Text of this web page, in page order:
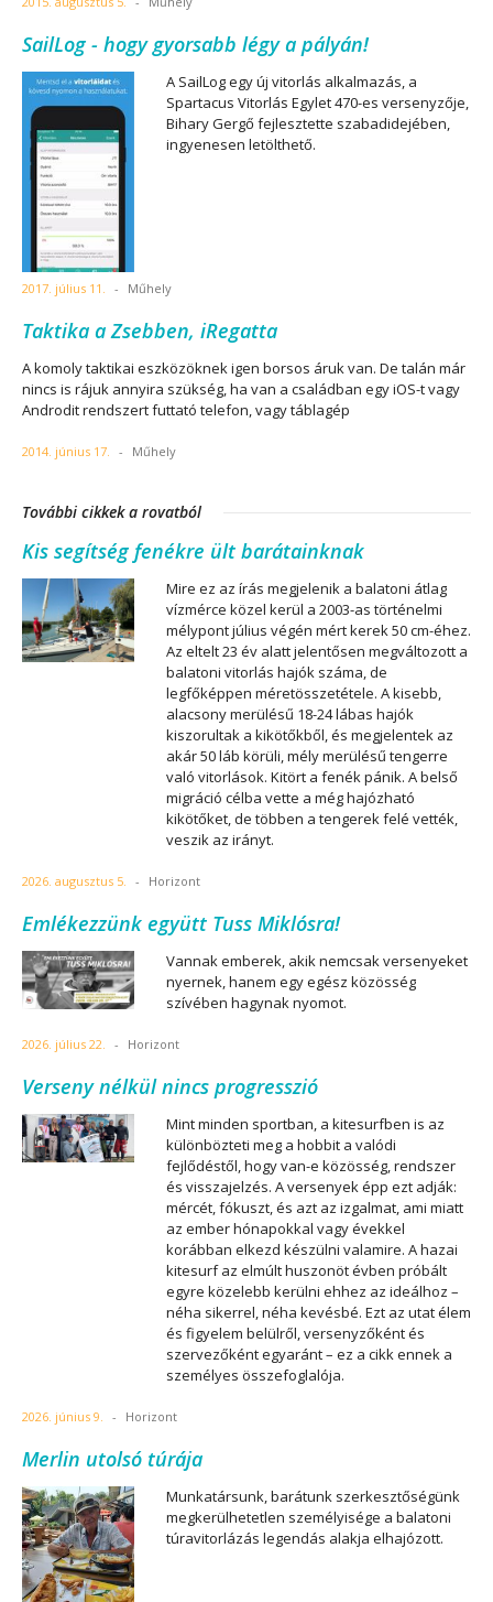
SailLog - hogy gyorsabb légy a pályán!
A SailLog egy új vitorlás alkalmazás, a
Spartacus Vitorlás Egylet 470-es versenyzője,
Bihary Gergő fejlesztette szabadidejében,
ingyenesen letölthető.
2017. július 11. - Műhely
Taktika a Zsebben, iRegatta
A komoly taktikai eszközöknek igen borsos áruk van. De talán már
nincs is rájuk annyira szükség, ha van a családban egy iOS-t vagy
Androdit rendszert futtató telefon, vagy táblagép
2014. június 17. - Műhely
További cikkek a rovatból
Kis segítség fenékre ült barátainknak
Mire ez az írás megjelenik a balatoni átlag
vízmérce közel kerül a 2003-as történelmi
mélypont július végén mért kerek 50 cm-éhez.
Az eltelt 23 év alatt jelentősen megváltozott a
balatoni vitorlás hajók száma, de
legfőképpen méretösszetétele. A kisebb,
alacsony merülésű 18-24 lábas hajók
kiszorultak a kikötőkből, és megjelentek az
akár 50 láb körüli, mély merülésű tengerre
való vitorlások. Kitört a fenék pánik. A belső
migráció célba vette a még hajózható
kikötőket, de többen a tengerek felé vették,
veszik az irányt.
2026. augusztus 5. - Horizont
Emlékezzünk együtt Tuss Miklósra!
Vannak emberek, akik nemcsak versenyeket
nyernek, hanem egy egész közösség
szívében hagynak nyomot.
2026. július 22. - Horizont
Verseny nélkül nincs progresszió
Mint minden sportban, a kitesurfben is az
különbözteti meg a hobbit a valódi
fejlődéstől, hogy van-e közösség, rendszer
és visszajelzés. A versenyek épp ezt adják:
mércét, fókuszt, és azt az izgalmat, ami miatt
az ember hónapokkal vagy évekkel
korábban elkezd készülni valamire. A hazai
kitesurf az elmúlt huszonöt évben próbált
egyre közelebb kerülni ehhez az ideálhoz –
néha sikerrel, néha kevésbé. Ezt az utat élem
és figyelem belülről, versenyzőként és
szervezőként egyaránt – ez a cikk ennek a
személyes összefoglalója.
2026. június 9. - Horizont
Merlin utolsó túrája
Munkatársunk, barátunk szerkesztőségünk
megkerülhetetlen személyisége a balatoni
túravitorlázás legendás alakja elhajózott.